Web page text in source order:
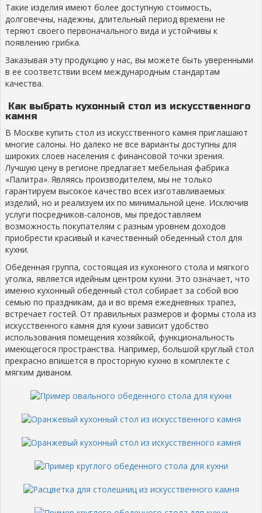
Такие изделия имеют более доступную стоимость,
долговечны, надежны, длительный период времени не
теряют своего первоначального вида и устойчивы к
появлению грибка.
Заказывая эту продукцию у нас, вы можете быть уверенными
в ее соответствии всем международным стандартам
качества.
Как выбрать кухонный стол из искусственного
камня
В Москве купить стол из искусственного камня приглашают
многие салоны. Но далеко не все варианты доступны для
широких слоев населения с финансовой точки зрения.
Лучшую цену в регионе предлагает мебельная фабрика
«Палитра». Являясь производителем, мы не только
гарантируем высокое качество всех изготавливаемых
изделий, но и реализуем их по минимальной цене. Исключив
услуги посредников-салонов, мы предоставляем
возможность покупателям с разным уровнем доходов
приобрести красивый и качественный обеденный стол для
кухни.
Обеденная группа, состоящая из кухонного стола и мягкого
уголка, является идейным центром кухни. Это означает, что
именно кухонный обеденный стол собирает за собой всю
семью по праздникам, да и во время ежедневных трапез,
встречает гостей. От правильных размеров и формы стола из
искусственного камня для кухни зависит удобство
использования помещения хозяйкой, функциональность
имеющегося пространства. Например, большой круглый стол
прекрасно впишется в просторную кухню в комплекте с
мягким диваном.